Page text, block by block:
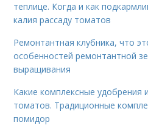
теплице. Когда и как
калия рассаду томатов
Ремонтантная клубника, что
особенностей ремонтантной
выращивания
Какие комплексные удобрения
томатов. Традиционные
помидор